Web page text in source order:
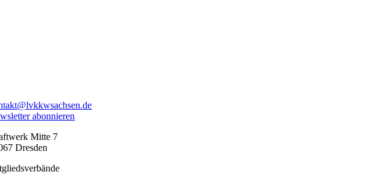
abonnieren
Mitte 7
Dresden